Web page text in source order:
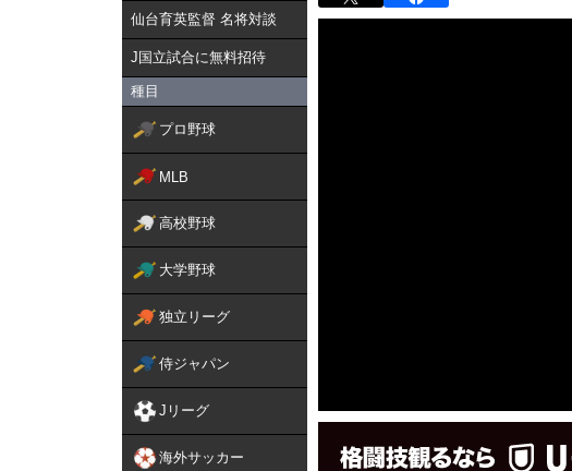
仙台育英監督 名将対談
J国立試合に無料招待
種目
プロ野球
MLB
高校野球
大学野球
独立リーグ
侍ジャパン
Jリーグ
海外サッカー